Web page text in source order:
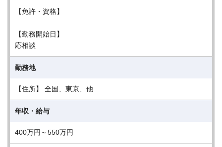
【免許・資格】
【勤務開始日】
応相談
勤務地
【住所】 全国、東京、他
年収・給与
400万円～550万円